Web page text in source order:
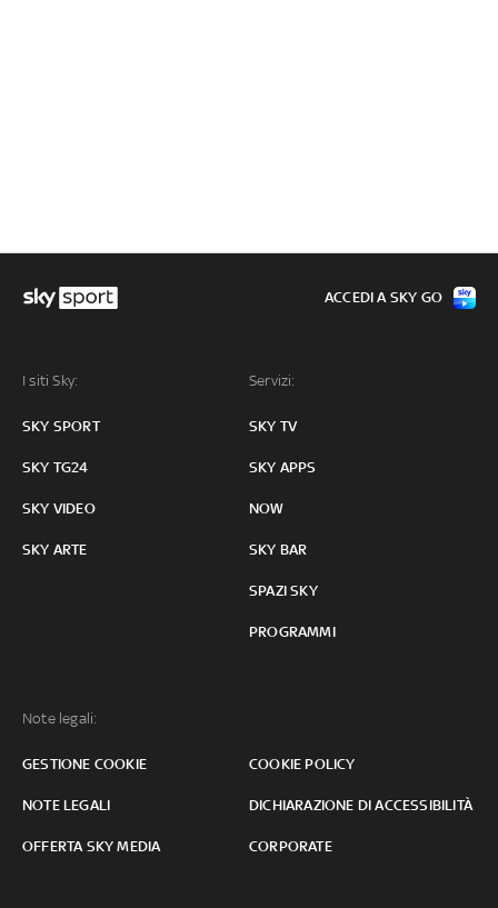
I siti Sky:
SKY SPORT
SKY TG24
SKY VIDEO
SKY ARTE
Servizi:
SKY TV
SKY APPS
NOW
SKY BAR
SPAZI SKY
PROGRAMMI
Note legali:
GESTIONE COOKIE COOKIE POLICY
NOTE LEGALI DICHIARAZIONE DI ACCESSIBILITÀ
OFFERTA SKY MEDIA CORPORATE
ACCEDI A SKY GO